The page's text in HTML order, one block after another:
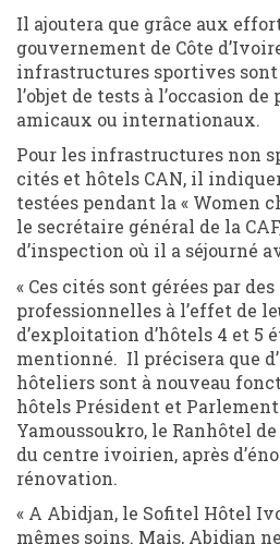
Il ajoutera que grâce aux
gouvernement de Côte
infrastructures sportives
l’objet de tests à l’occasion
amicaux ou internationaux.
Pour les infrastructures non
cités et hôtels CAN, il
testées pendant la « Women
le secrétaire général de la
d’inspection où il a séjourné
« Ces cités sont gérées par
professionnelles à l’effet de
d’exploitation d’hôtels 4 et 5
mentionné. Il précisera que
hôteliers sont à nouveau
hôtels Président et
Yamoussoukro, le Ranhôtel
du centre ivoirien, après
rénovation.
« A Abidjan, le Sofitel Hôtel
mêmes soins. Mais, Abidjan